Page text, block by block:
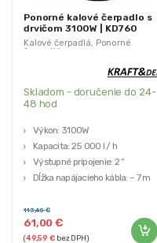
Kalové čerpadlá, Ponorné
čerpadlá
Ponorné kalové čerpadlo s
drvičom 3100W | KD760
Skladom - doručenie do 24-
48 hod
Výkon: 3100W
Kapacita: 25 000 l / h
Výstupné pripojenie: 2 “
Dĺžka napájacieho kábla: ~ 7 m
61,00€
113,40€
(49,59€bez DPH)